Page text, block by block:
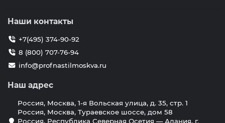
Наши контакты
+7(495) 374-90-92
8 (800) 707-76-94
info@profnastilmoskva.ru
Наш адрес
Россия, Москва, 1-я Вольская улица, д. 35, стр. 1
Россия, Москва, Тураевское шоссе, дом 58
Россия, Республика Северная Осетия — Алания, г.